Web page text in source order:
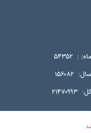
: ۵۴۳۵۲
۱۵۶۰۸۲
۲۱۴۷۰۹۹۳